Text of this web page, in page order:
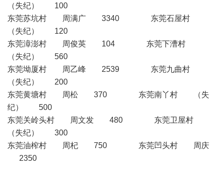
（失纪） 100
东莞苏坑村 周满广 3340 东莞石屋村
（失纪） 120
东莞漳澎村 周俊英 104 东莞下漕村
（失纪） 560
东莞坳厦村 周乙峰 2539 东莞九曲村
（失纪） 200
东莞黄塘村 周松 370 东莞南丫村 （失
纪） 500
东莞关岭头村 周文发 480 东莞卫屋村
（失纪） 300
东莞油榨村 周杞 750 东莞凹头村 周庆
2350